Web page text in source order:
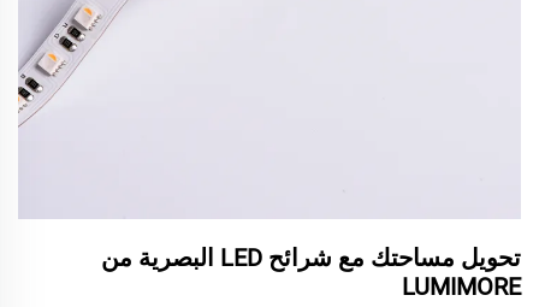
تحويل مساحتك مع شرائح LED البصرية من
LUMIMORE